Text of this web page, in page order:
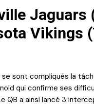
Jaguars
Vikings
se sont compliqués la
qui confirme ses
QB a ainsi lancé 3